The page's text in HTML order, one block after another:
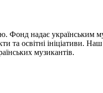
надає українським
та освітні
музикантів.